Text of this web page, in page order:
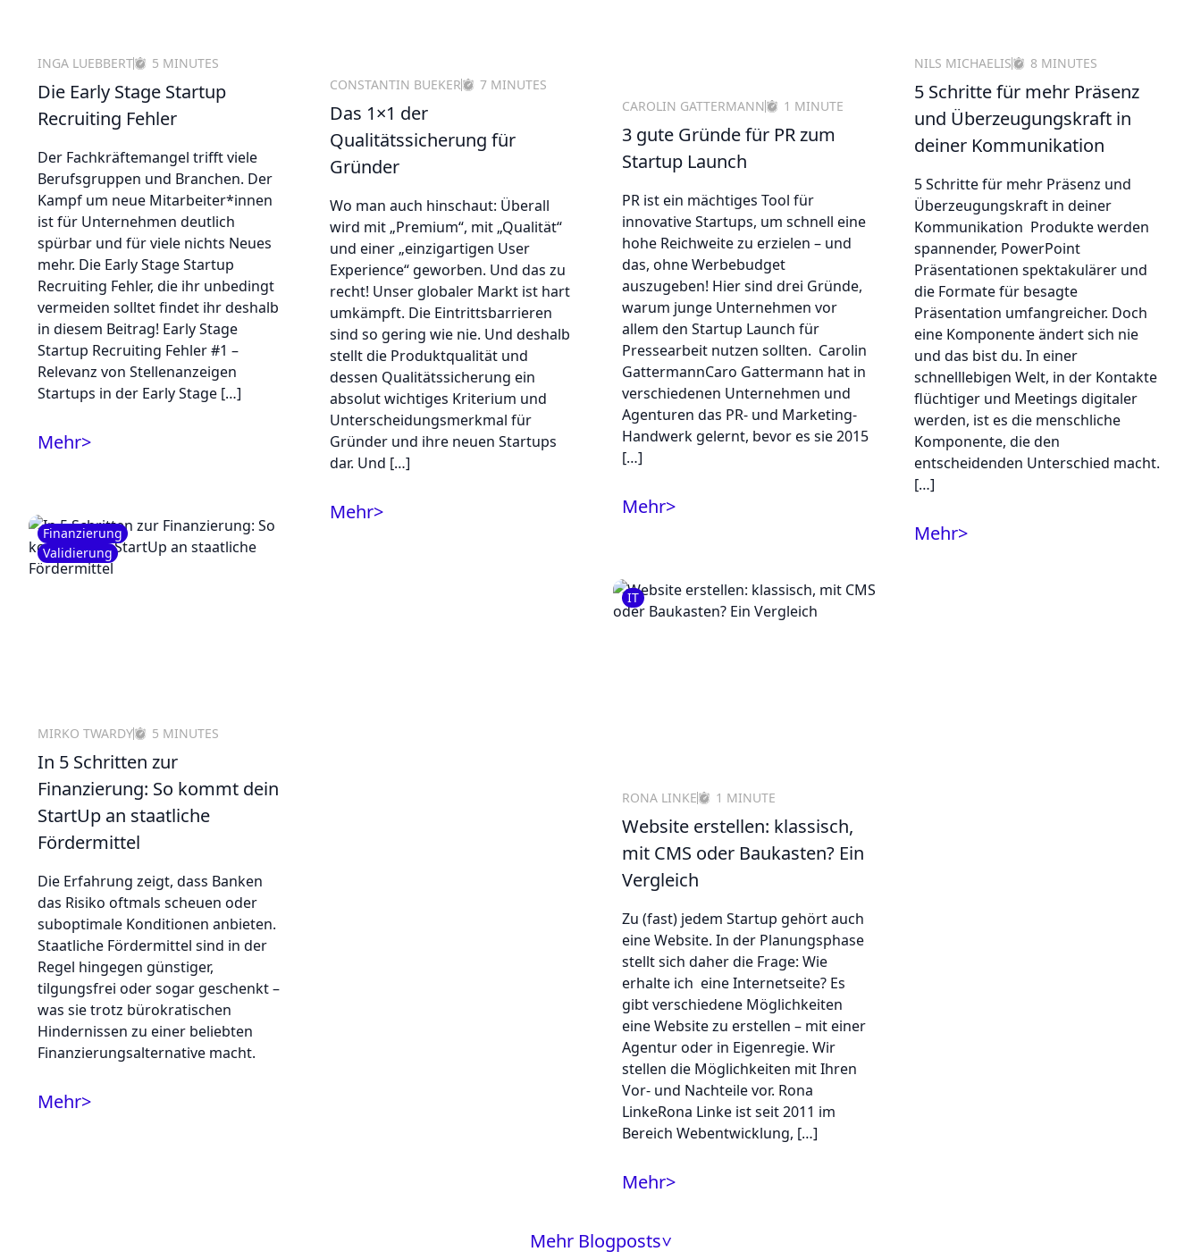
INGA LUEBBERT 5 MINUTES
Die Early Stage Startup
Recruiting Fehler
Der Fachkräftemangel trifft viele
Berufsgruppen und Branchen. Der
Kampf um neue Mitarbeiter*innen
ist für Unternehmen deutlich
spürbar und für viele nichts Neues
mehr. Die Early Stage Startup
Recruiting Fehler, die ihr unbedingt
vermeiden solltet findet ihr deshalb
in diesem Beitrag! Early Stage
Startup Recruiting Fehler #1 –
Relevanz von Stellenanzeigen
Startups in der Early Stage […]
Mehr>
Finanzierung
Validierung
MIRKO TWARDY 5 MINUTES
In 5 Schritten zur
Finanzierung: So kommt dein
StartUp an staatliche
Fördermittel
Die Erfahrung zeigt, dass Banken
das Risiko oftmals scheuen oder
suboptimale Konditionen anbieten.
Staatliche Fördermittel sind in der
Regel hingegen günstiger,
tilgungsfrei oder sogar geschenkt –
was sie trotz bürokratischen
Hindernissen zu einer beliebten
Finanzierungsalternative macht.
Mehr>
CONSTANTIN BUEKER 7 MINUTES
Das 1×1 der
Qualitätssicherung für
Gründer
Wo man auch hinschaut: Überall
wird mit „Premium“, mit „Qualität“
und einer „einzigartigen User
Experience“ geworben. Und das zu
recht! Unser globaler Markt ist hart
umkämpft. Die Eintrittsbarrieren
sind so gering wie nie. Und deshalb
stellt die Produktqualität und
dessen Qualitätssicherung ein
absolut wichtiges Kriterium und
Unterscheidungsmerkmal für
Gründer und ihre neuen Startups
dar. Und […]
Mehr>
CAROLIN GATTERMANN 1 MINUTE
3 gute Gründe für PR zum
Startup Launch
PR ist ein mächtiges Tool für
innovative Startups, um schnell eine
hohe Reichweite zu erzielen – und
das, ohne Werbebudget
auszugeben! Hier sind drei Gründe,
warum junge Unternehmen vor
allem den Startup Launch für
Pressearbeit nutzen sollten. Carolin
GattermannCaro Gattermann hat in
verschiedenen Unternehmen und
Agenturen das PR- und Marketing-
Handwerk gelernt, bevor es sie 2015
[…]
Mehr>
IT
RONA LINKE 1 MINUTE
Website erstellen: klassisch,
mit CMS oder Baukasten? Ein
Vergleich
Zu (fast) jedem Startup gehört auch
eine Website. In der Planungsphase
stellt sich daher die Frage: Wie
erhalte ich eine Internetseite? Es
gibt verschiedene Möglichkeiten
eine Website zu erstellen – mit einer
Agentur oder in Eigenregie. Wir
stellen die Möglichkeiten mit Ihren
Vor- und Nachteile vor. Rona
LinkeRona Linke ist seit 2011 im
Bereich Webentwicklung, […]
Mehr>
NILS MICHAELIS 8 MINUTES
5 Schritte für mehr Präsenz
und Überzeugungskraft in
deiner Kommunikation
5 Schritte für mehr Präsenz und
Überzeugungskraft in deiner
Kommunikation Produkte werden
spannender, PowerPoint
Präsentationen spektakulärer und
die Formate für besagte
Präsentation umfangreicher. Doch
eine Komponente ändert sich nie
und das bist du. In einer
schnelllebigen Welt, in der Kontakte
flüchtiger und Meetings digitaler
werden, ist es die menschliche
Komponente, die den
entscheidenden Unterschied macht.
[…]
Mehr>
Mehr Blogposts>